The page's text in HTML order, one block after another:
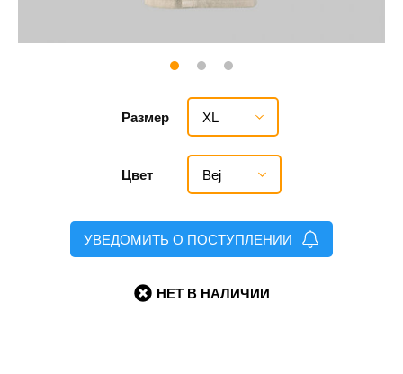
Размер XL
Цвет Bej
УВЕДОМИТЬ О ПОСТУПЛЕНИИ
НЕТ В НАЛИЧИИ